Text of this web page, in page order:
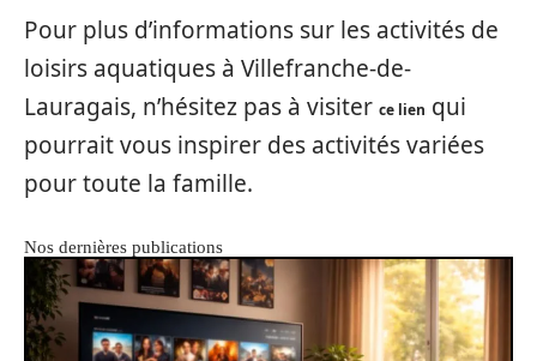
Pour plus d’informations sur les activités de
loisirs aquatiques à Villefranche-de-
Lauragais, n’hésitez pas à visiter ce lien qui
pourrait vous inspirer des activités variées
pour toute la famille.
Nos dernières publications